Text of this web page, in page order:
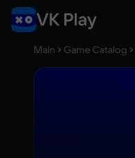
Main Game Catalog